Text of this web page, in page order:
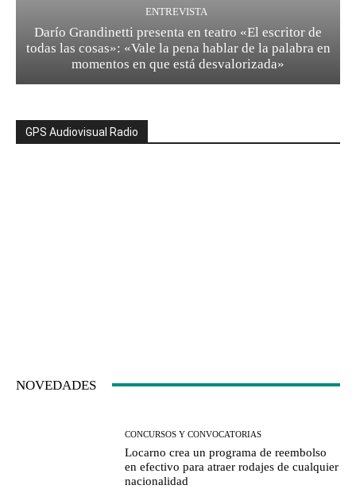
ENTREVISTA
Darío Grandinetti presenta en teatro «El escritor de
todas las cosas»: «Vale la pena hablar de la palabra en
momentos en que está desvalorizada»
GPS Audiovisual Radio
NOVEDADES
CONCURSOS Y CONVOCATORIAS
Locarno crea un programa de reembolso
en efectivo para atraer rodajes de cualquier
nacionalidad